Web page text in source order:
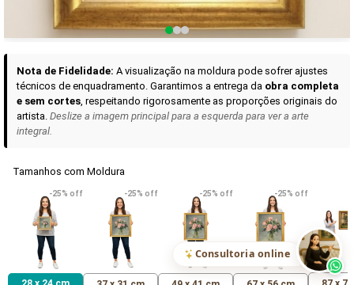
sociais, reunidas aqui para sua apreciação.
VER DETALHES
Madona de Loreto
R$ 538,42
VER DETALHES
Narciso- caravaggio
R$ 365,92
VER
Maria
uma Rosa
R$ 365,92
Consultoria online
Nota de Fidelidade: A visualização na moldura pode sofrer ajustes
técnicos de enquadramento. Garantimos a entrega da obra completa
e sem cortes, respeitando rigorosamente as proporções originais do
artista. Deslize a imagem principal para a esquerda para ver a arte
integral.
Tamanhos com Moldura
-25% off -25% off -25% off -25% off